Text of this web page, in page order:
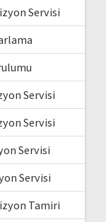
Servisi
Servisi
Servisi
Servisi
Servisi
Tamiri